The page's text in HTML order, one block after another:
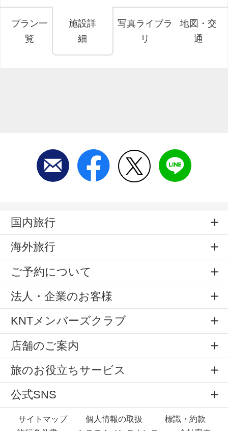
プラン一
覧
施設詳
細
写真ライブラ
リ
地図・交
通
国内旅行
海外旅行
ご予約について
法人・企業のお客様
KNTメンバーズクラブ
店舗のご案内
旅のお役立ちサービス
公式SNS
サイトマップ 個人情報の取扱
標識・約款